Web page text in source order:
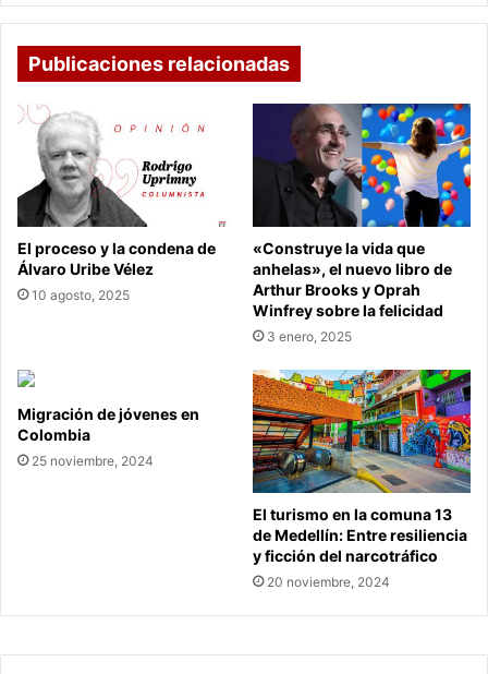
Publicaciones relacionadas
El proceso y la condena de
Álvaro Uribe Vélez
10 agosto, 2025
«Construye la vida que
anhelas», el nuevo libro de
Arthur Brooks y Oprah
Winfrey sobre la felicidad
3 enero, 2025
Migración de jóvenes en
Colombia
25 noviembre, 2024
El turismo en la comuna 13
de Medellín: Entre resiliencia
y ficción del narcotráfico
20 noviembre, 2024